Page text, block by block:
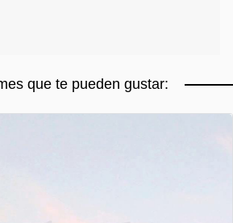
que te pueden gustar: